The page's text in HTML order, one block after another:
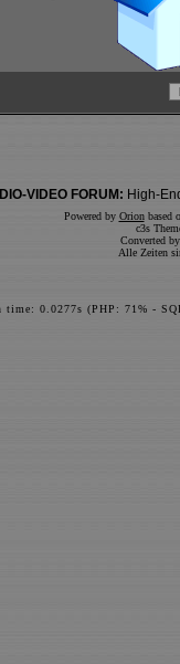
VIDEO FORUM: High-
Powered by Orionbased
c3s
Converted by
Alle Zeiten
time: 0.0277s (PHP: 71% -